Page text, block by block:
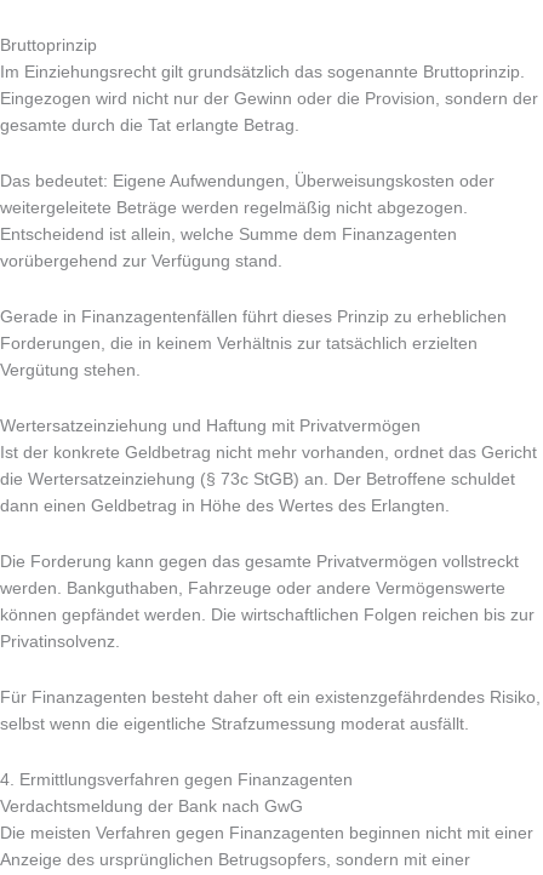
Bruttoprinzip
Im Einziehungsrecht gilt grundsätzlich das sogenannte Bruttoprinzip.
Eingezogen wird nicht nur der Gewinn oder die Provision, sondern der
gesamte durch die Tat erlangte Betrag.
Das bedeutet: Eigene Aufwendungen, Überweisungskosten oder
weitergeleitete Beträge werden regelmäßig nicht abgezogen.
Entscheidend ist allein, welche Summe dem Finanzagenten
vorübergehend zur Verfügung stand.
Gerade in Finanzagentenfällen führt dieses Prinzip zu erheblichen
Forderungen, die in keinem Verhältnis zur tatsächlich erzielten
Vergütung stehen.
Wertersatzeinziehung und Haftung mit Privatvermögen
Ist der konkrete Geldbetrag nicht mehr vorhanden, ordnet das Gericht
die Wertersatzeinziehung (§ 73c StGB) an. Der Betroffene schuldet
dann einen Geldbetrag in Höhe des Wertes des Erlangten.
Die Forderung kann gegen das gesamte Privatvermögen vollstreckt
werden. Bankguthaben, Fahrzeuge oder andere Vermögenswerte
können gepfändet werden. Die wirtschaftlichen Folgen reichen bis zur
Privatinsolvenz.
Für Finanzagenten besteht daher oft ein existenzgefährdendes Risiko,
selbst wenn die eigentliche Strafzumessung moderat ausfällt.
4. Ermittlungsverfahren gegen Finanzagenten
Verdachtsmeldung der Bank nach GwG
Die meisten Verfahren gegen Finanzagenten beginnen nicht mit einer
Anzeige des ursprünglichen Betrugsopfers, sondern mit einer